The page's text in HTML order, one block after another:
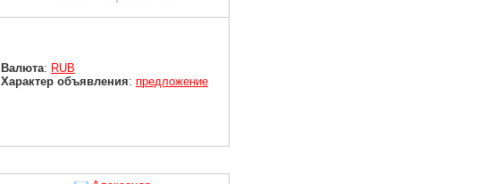
Валюта: RUB
Характер объявления: предложение